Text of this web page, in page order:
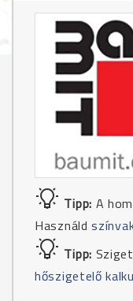
Tipp: A
Használd
Tipp:
hőszigetelő